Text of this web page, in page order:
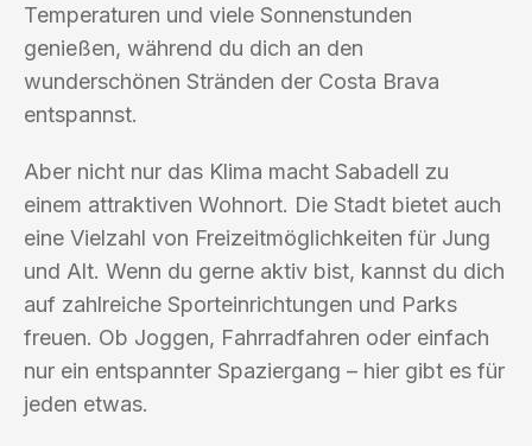
Temperaturen und viele Sonnenstunden
genießen, während du dich an den
wunderschönen Stränden der Costa Brava
entspannst.
Aber nicht nur das Klima macht Sabadell zu
einem attraktiven Wohnort. Die Stadt bietet auch
eine Vielzahl von Freizeitmöglichkeiten für Jung
und Alt. Wenn du gerne aktiv bist, kannst du dich
auf zahlreiche Sporteinrichtungen und Parks
freuen. Ob Joggen, Fahrradfahren oder einfach
nur ein entspannter Spaziergang – hier gibt es für
jeden etwas.